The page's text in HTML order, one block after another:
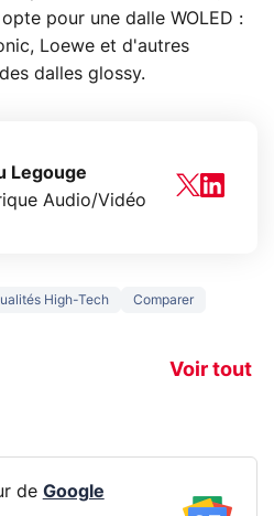
pour une dalle WOLED :
Loewe et d'autres
dalles glossy.
Legouge
Audio/Vidéo
High-Tech Comparer
Voir tout
!
Ce que vous
navigation
de Google